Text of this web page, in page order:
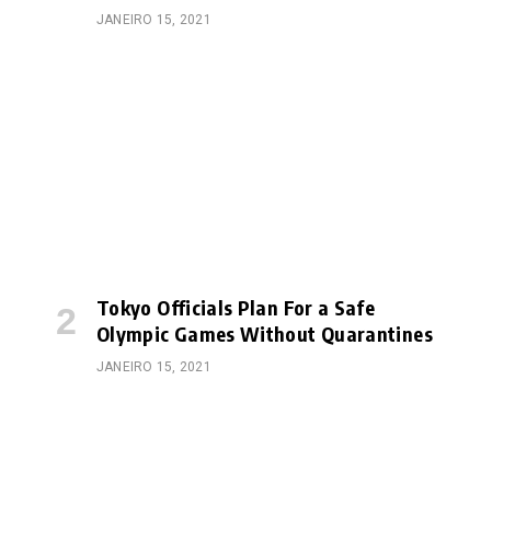
JANEIRO 15, 2021
Tokyo Officials Plan For a Safe
Olympic Games Without Quarantines
JANEIRO 15, 2021